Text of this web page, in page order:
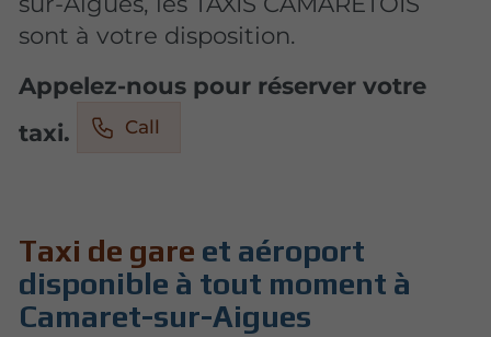
sont à votre disposition.
Appelez-nous pour réserver votre
taxi.
Call
Taxi de gare et aéroport
disponible à tout moment à
Camaret-sur-Aigues